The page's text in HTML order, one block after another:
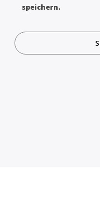
speichern.